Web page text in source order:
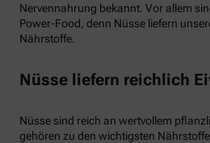
Nervennahrung bekannt. Vor allem
Power-Food, denn Nüsse liefern
Nährstoffe.
Nüsse liefern reichlich
Nüsse sind reich an wertvollem
gehören zu den wichtigsten